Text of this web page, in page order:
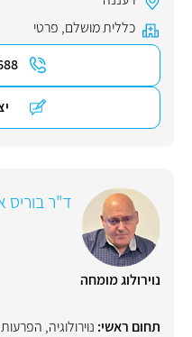
כללית מושלם, פרטי
ד"ר בוריס
נוירולוג מומחה
תחום ראשי: נוירולוגיה, הפרעות